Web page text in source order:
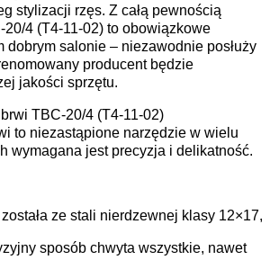
stylizacji rzęs. Z całą pewnością
4 (T4-11-02) to obowiązkowe
dobrym salonie – niezawodnie posłuży
producent będzie
jakości sprzętu.
TBC-20/4 (T4-11-02)
to niezastąpione narzędzie w wielu
wymagana jest precyzja i delikatność.
ze stali nierdzewnej klasy 12×17,
sposób chwyta wszystkie, nawet